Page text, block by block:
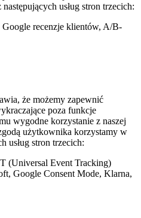
usług stron trzecich:
recenzje klientów, A/B-
że możemy zapewnić
poza funkcje
wygodne korzystanie z naszej
użytkownika korzystamy w
usług stron trzecich:
(Universal Event Tracking)
Google Consent Mode, Klarna,